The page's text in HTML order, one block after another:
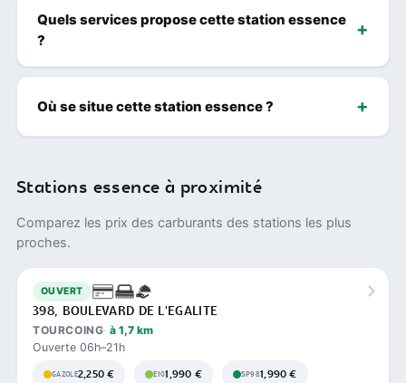
Quels services propose cette station essence
?
Où se situe cette station essence ?
Stations essence à proximité
Comparez les prix des carburants des stations les plus
proches.
OUVERT
398, BOULEVARD DE L'EGALITE
TOURCOING à 1,7 km
Ouverte 06h–21h
GAZOLE2,250 € E101,990 € SP981,990 €